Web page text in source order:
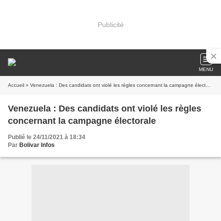
Publicité
MENU
Accueil » Venezuela : Des candidats ont violé les règles concernant la campagne électorale
Venezuela : Des candidats ont violé les règles
concernant la campagne électorale
Publié le 24/11/2021 à 18:34
Par Bolivar Infos